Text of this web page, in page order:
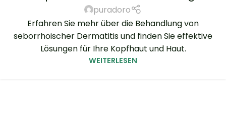
puradoro
Erfahren Sie mehr über die Behandlung von
seborrhoischer Dermatitis und finden Sie effektive
Lösungen für Ihre Kopfhaut und Haut.
WEITERLESEN